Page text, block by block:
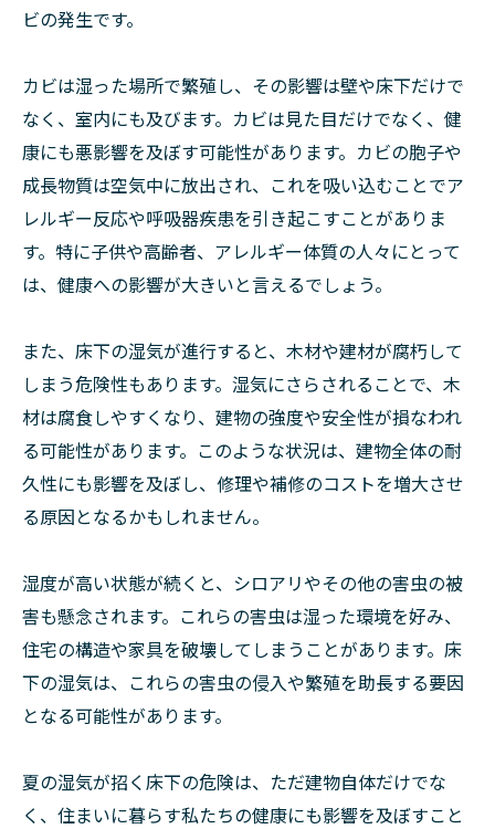
ビの発生です。
カビは湿った場所で繁殖し、その影響は壁や床下だけで
なく、室内にも及びます。カビは見た目だけでなく、健
康にも悪影響を及ぼす可能性があります。カビの胞子や
成長物質は空気中に放出され、これを吸い込むことでア
レルギー反応や呼吸器疾患を引き起こすことがありま
す。特に子供や高齢者、アレルギー体質の人々にとって
は、健康への影響が大きいと言えるでしょう。
また、床下の湿気が進行すると、木材や建材が腐朽して
しまう危険性もあります。湿気にさらされることで、木
材は腐食しやすくなり、建物の強度や安全性が損なわれ
る可能性があります。このような状況は、建物全体の耐
久性にも影響を及ぼし、修理や補修のコストを増大させ
る原因となるかもしれません。
湿度が高い状態が続くと、シロアリやその他の害虫の被
害も懸念されます。これらの害虫は湿った環境を好み、
住宅の構造や家具を破壊してしまうことがあります。床
下の湿気は、これらの害虫の侵入や繁殖を助長する要因
となる可能性があります。
夏の湿気が招く床下の危険は、ただ建物自体だけでな
く、住まいに暮らす私たちの健康にも影響を及ぼすこと